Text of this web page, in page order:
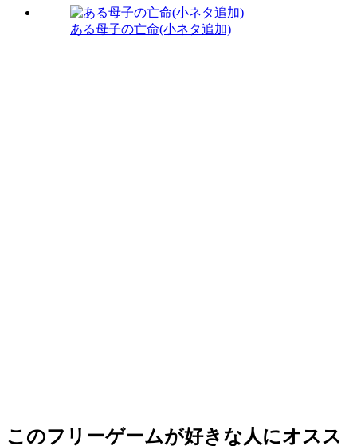
ある母子の亡命(小ネタ追加)
このフリーゲームが好きな人にオスス